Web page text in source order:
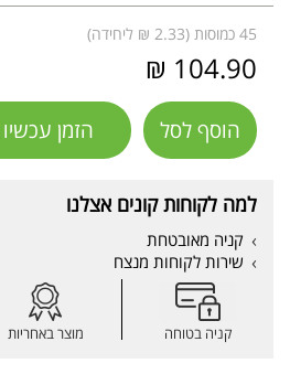
45 כמוסות (2.33 ₪ ליחידה)
104.90 ₪
הוסף לסל הזמן עכשיו
למה לקוחות קונים אצלנו
קניה מאובטחת
שירות לקוחות מנצח
קניה בטוחה מוצר באחריות